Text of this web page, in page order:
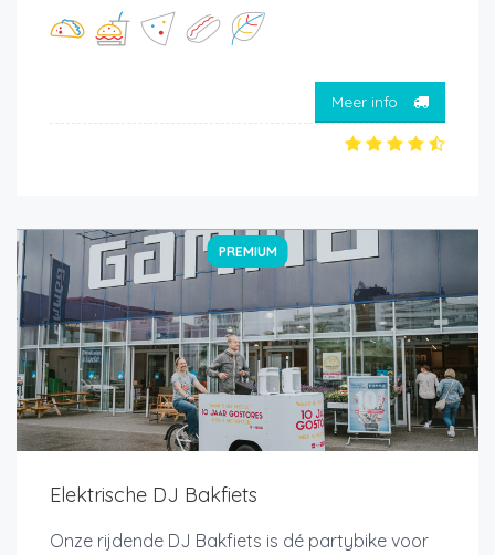
Meer info
PREMIUM
Elektrische DJ Bakfiets
Onze rijdende DJ Bakfiets is dé partybike voor